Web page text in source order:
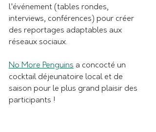
l'événement (tables rondes,
interviews, conférences) pour créer
des reportages adaptables aux
réseaux sociaux.
No More Penguins a concocté un
cocktail déjeunatoire local et de
saison pour le plus grand plaisir des
participants !